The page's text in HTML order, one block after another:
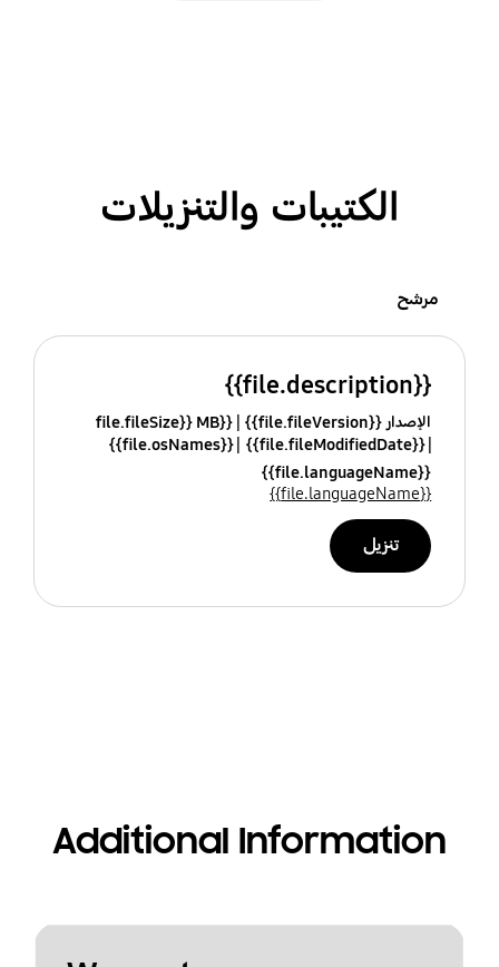
الكتيبات والتنزيلات
مرشح
{{file.description}}
الإصدار {{file.fileVersion}}
{{file.fileSize}} MB
{{file.fileModifiedDate}}
{{file.osNames}}
{{file.languageName}}
{{file.languageName}}
تنزيل
Additional Information